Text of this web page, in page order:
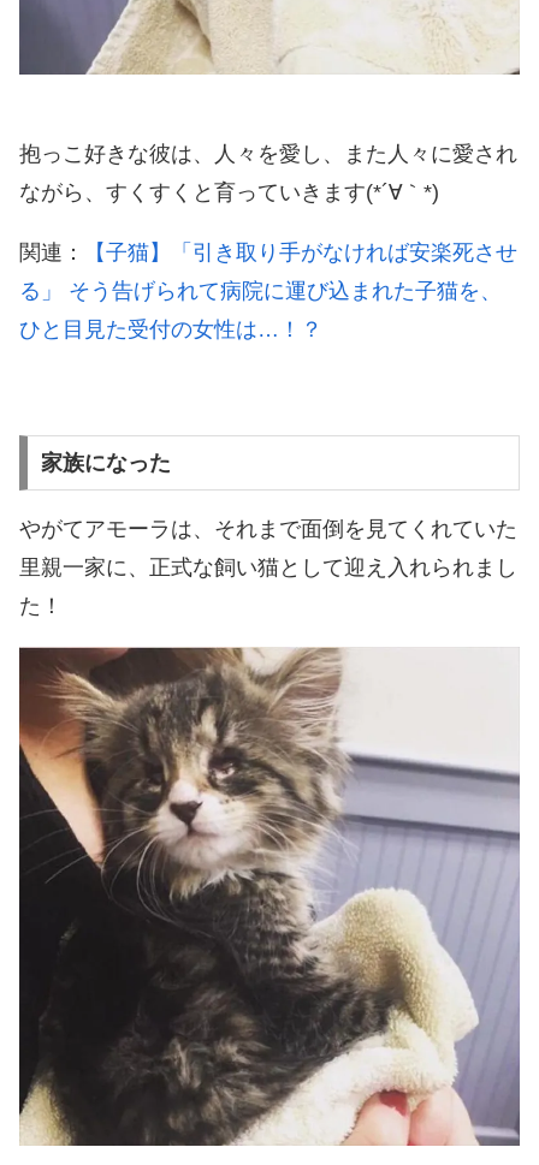
抱っこ好きな彼は、人々を愛し、また人々に愛され
ながら、すくすくと育っていきます(*´∀｀*)
関連：
【子猫】「引き取り手がなければ安楽死させ
る」 そう告げられて病院に運び込まれた子猫を、
ひと目見た受付の女性は…！？
家族になった
やがてアモーラは、それまで面倒を見てくれていた
里親一家に、正式な飼い猫として迎え入れられまし
た！